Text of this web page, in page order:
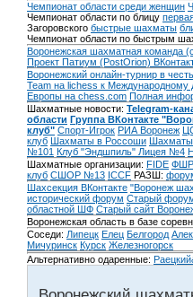
Чемпионат области среди женщин
Чемпионат области по блицу
Загоровского быстрые шахматы
Чемпионат области по быстрым
Воронежская шахматная команда
Проект Патиум (PostOrion)
Воронежский онлайн-турнир в
Team на lichess к
Европы на chess.com Полная
Шахматные новости: Telegram-
области Группа ВКонтакте
клуб" Спорт-Игрок РИА Воронеж
клуб Шахматы в Россоши
№101 Клуб "Эндшпиль" Лицея №4
Шахматные организации: FIDE ФШР
клуб СШОР №13 ICCF РАЗШ:
Шахсекция ВКонтакте "Воронеж
исторический форум Cтарый
областной ШФ Старый сайт
Воронежская область в базе
Соседи: Липецк Елец Белгород
Мичуринск Курск Железногорск
Альтернативно одаренные: